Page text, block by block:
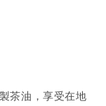
茶油，享受在地